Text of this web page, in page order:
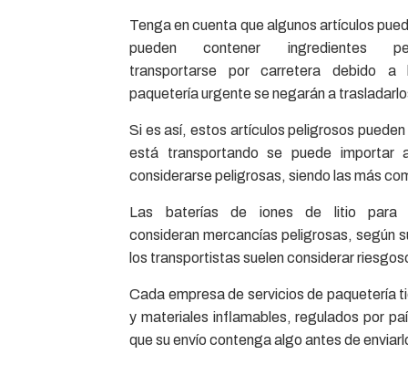
Tenga en cuenta que algunos artículos
pueden contener ingredientes
transportarse por carretera debido
paquetería urgente se negarán a
Si es así, estos artículos peligrosos
está transportando se puede importar
considerarse peligrosas, siendo las más
Las baterías de iones de litio para
consideran mercancías peligrosas, según
los transportistas suelen considerar
Cada empresa de servicios de paquetería
y materiales inflamables, regulados por
que su envío contenga algo antes de